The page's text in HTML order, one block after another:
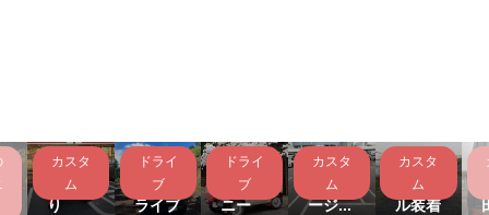
カスタ
ム
リアを
すっき
り
ドライ
ブ
林道ド
ライブ
ドライ
ブ
高遠桜
とジム
ニー
カスタ
ム
ショー
ワガレ
ージ...
カスタ
ム
KAWA
IIグリ
ル装着